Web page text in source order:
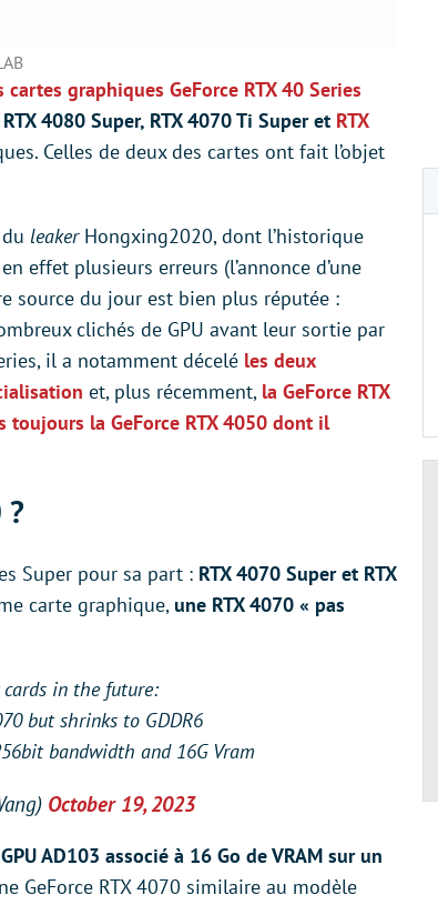
graphiques GeForce RTX 40 Series
4080 Super, RTX 4070 Ti Super et RTX
Celles de deux des cartes ont fait l’objet
leakerHongxing2020, dont l’historique
effet plusieurs erreurs (l’annonce d’une
source du jour est bien plus réputée :
clichés de GPU avant leur sortie par
il a notamment décelé les deux
et, plus récemment, la GeForce RTX
toujours la GeForce RTX 4050 dont il
Super pour sa part : RTX 4070 Super et RTX
carte graphique, une RTX 4070 « pas
in the future:
but shrinks to GDDR6
bandwidth and 16G Vram
October 19, 2023
AD103 associé à 16 Go de VRAM sur un
GeForce RTX 4070 similaire au modèle